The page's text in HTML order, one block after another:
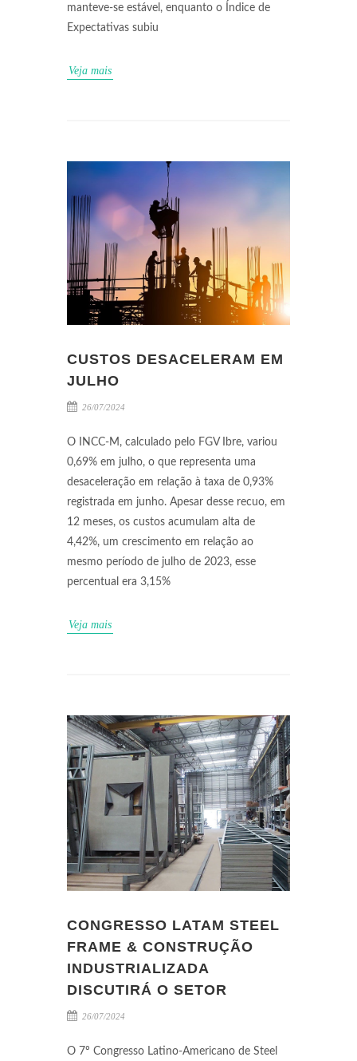
manteve-se estável, enquanto o Índice de
Expectativas subiu
Veja mais
CUSTOS DESACELERAM EM
JULHO
26/07/2024
O INCC-M, calculado pelo FGV Ibre, variou
0,69% em julho, o que representa uma
desaceleração em relação à taxa de 0,93%
registrada em junho. Apesar desse recuo, em
12 meses, os custos acumulam alta de
4,42%, um crescimento em relação ao
mesmo período de julho de 2023, esse
percentual era 3,15%
Veja mais
CONGRESSO LATAM STEEL
FRAME & CONSTRUÇÃO
INDUSTRIALIZADA
DISCUTIRÁ O SETOR
26/07/2024
O 7º Congresso Latino-Americano de Steel